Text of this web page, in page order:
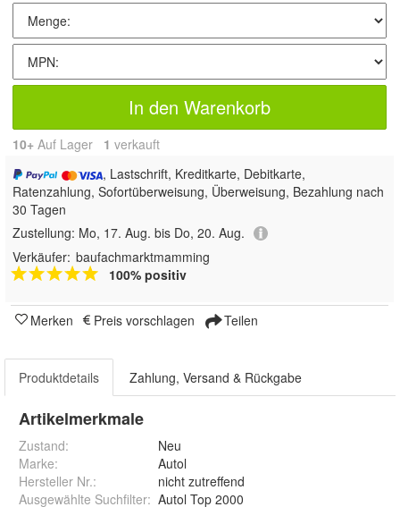
In den Warenkorb
10+ Auf Lager 1 verkauft
, Lastschrift, Kreditkarte, Debitkarte,
Ratenzahlung, Sofortüberweisung, Überweisung, Bezahlung nach
30 Tagen
Zustellung: Mo, 17. Aug. bis Do, 20. Aug.
Verkäufer: baufachmarktmamming
100% positiv
Merken Preis vorschlagen Teilen
Produktdetails Zahlung, Versand & Rückgabe
Artikelmerkmale
Zustand:
Neu
Marke:
Autol
Hersteller Nr.:
nicht zutreffend
Ausgewählte Suchfilter: Autol Top 2000